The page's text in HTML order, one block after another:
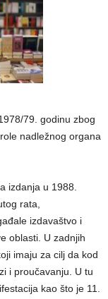
79. godinu zbog
nadležnog organa
izdanja u 1988.
rata,
izdavaštvo i
oblasti. U zadnjih
imaju za cilj da kod
i proučavanju. U tu
kao što je 11.